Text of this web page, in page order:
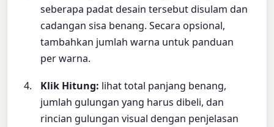
seberapa padat desain tersebut disulam dan
cadangan sisa benang. Secara opsional,
tambahkan jumlah warna untuk panduan
per warna.
Klik Hitung: lihat total panjang benang,
jumlah gulungan yang harus dibeli, dan
rincian gulungan visual dengan penjelasan